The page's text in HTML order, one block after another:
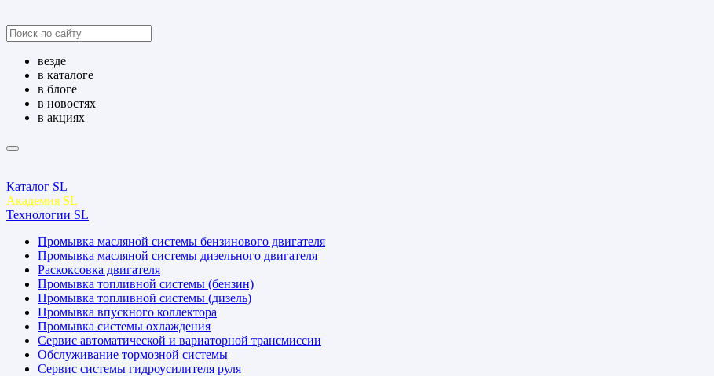
везде
в каталоге
в блоге
в новостях
в акциях
Каталог SL
Академия SL
Технологии SL
Промывка масляной системы бензинового двигателя
Промывка масляной системы дизельного двигателя
Раскоксовка двигателя
Промывка топливной системы (бензин)
Промывка топливной системы (дизель)
Промывка впускного коллектора
Промывка системы охлаждения
Сервис автоматической и вариаторной трансмиссии
Обслуживание тормозной системы
Сервис системы гидроусилителя руля